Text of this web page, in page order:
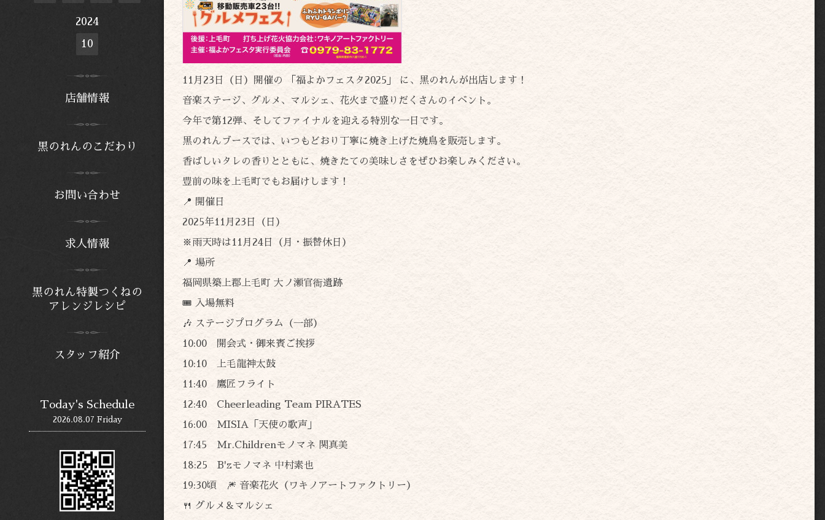
11月23日（日）開催の 「福よかフェスタ2025」 に、黒のれんが出店します！
音楽ステージ、グルメ、マルシェ、花火まで盛りだくさんのイベント。
今年で第12弾、そしてファイナルを迎える特別な一日です。
黒のれんブースでは、いつもどおり丁寧に焼き上げた焼鳥を販売します。
香ばしいタレの香りとともに、焼きたての美味しさをぜひお楽しみください。
豊前の味を上毛町でもお届けします！
📍 開催日
2025年11月23日（日）
※雨天時は11月24日（月・振替休日）
📍 場所
福岡県築上郡上毛町 大ノ瀬官衙遺跡
🎟 入場無料
🎶 ステージプログラム（一部）
10:00 開会式・御来賓ご挨拶
10:10 上毛龍神太鼓
11:40 鷹匠フライト
12:40 Cheerleading Team PIRATES
16:00 MISIA「天使の歌声」
17:45 Mr.Childrenモノマネ 関真美
18:25 B'zモノマネ 中村素也
19:30頃 🎆 音楽花火（ワキノアートファクトリー）
🍴 グルメ＆マルシェ
2024
10
店舗情報
黒のれんのこだわり
お問い合わせ
求人情報
黒のれん特製つくねの
アレンジレシピ
スタッフ紹介
Today's Schedule
2026.08.07 Friday